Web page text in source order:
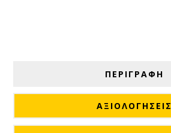
ΠΕΡΙΓΡΑΦΗ
ΑΞΙΟΛΟΓΉΣΕΙΣ